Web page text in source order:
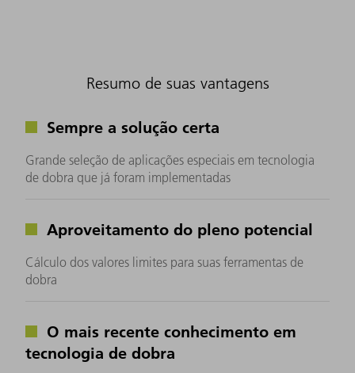
Resumo de suas vantagens
Sempre a solução certa
Grande seleção de aplicações especiais em tecnologia
de dobra que já foram implementadas
Aproveitamento do pleno potencial
Cálculo dos valores limites para suas ferramentas de
dobra
O mais recente conhecimento em
tecnologia de dobra